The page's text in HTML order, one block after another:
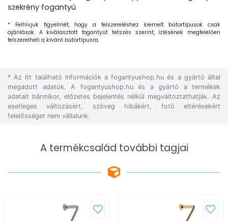
szekrény fogantyú
* Felhívjuk figyelmét, hogy a felszereléshez kiemelt bútortípusok csak
ajánlások. A kiválasztott fogantyút tetszés szerint, ízlésének megfelelően
felszerelheti a kívánt bútortípusra.
* Az itt található információk a fogantyushop.hu és a gyártó által
megadott adatok. A fogantyushop.hu és a gyártó a termékek
adatait bármikor, előzetes bejelentés nélkül megváltoztathatják. Az
esetleges változásért, szöveg hibákért, fotó eltérésekért
felelősséget nem vállalunk.
A termékcsalád további tagjai